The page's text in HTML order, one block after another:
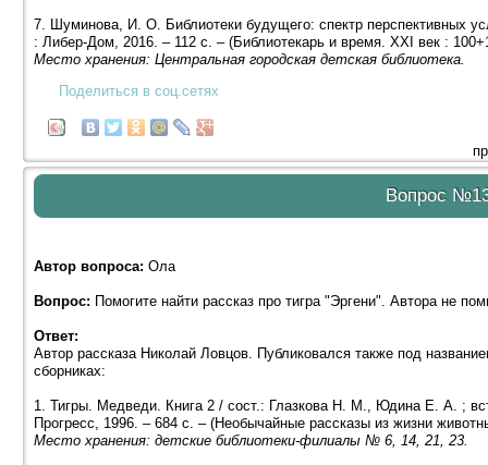
7. Шуминова, И. О. Библиотеки будущего: спектр перспективных
: Либер-Дом, 2016. – 112 с. – (Библиотекарь и время. XXI век :
Место хранения: Центральная городская детская библиотека.
Поделиться в соц.сетях
Вопрос
Автор вопроса: Ола
Вопрос: Помогите найти рассказ про тигра "Эргени". Автора не
Ответ:
Автор рассказа Николай Ловцов. Публиковался также под
сборниках:
1. Тигры. Медведи. Книга 2 / сост.: Глазкова Н. М., Юдина Е. А. ;
Прогресс, 1996. – 684 с. – (Необычайные рассказы из жизни
Место хранения: детские библиотеки-филиалы № 6, 14, 21, 23.